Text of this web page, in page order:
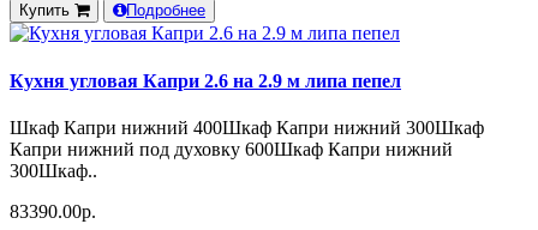
Купить Подробнее
Кухня угловая Капри 2.6 на 2.9 м липа пепел
Шкаф Капри нижний 400Шкаф Капри нижний 300Шкаф
Капри нижний под духовку 600Шкаф Капри нижний
300Шкаф..
83390.00р.